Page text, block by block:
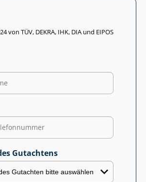
TÜV, DEKRA, IHK, DIA und EIPOS
Gutachtens